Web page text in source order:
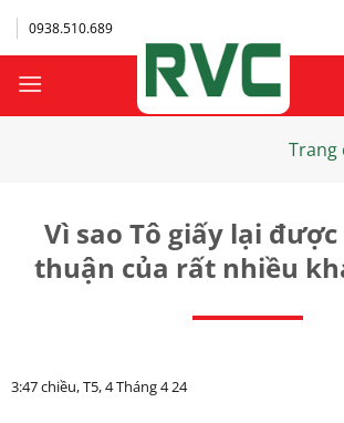
Bỏ
qua
dung
0938.510.689
Trang
Vì sao Tô giấy lại
thuận của rất nhiều
3:47 chiều, T5, 4 Tháng 4 24